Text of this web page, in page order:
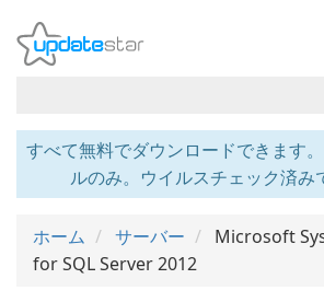
すべて無料でダウンロードできます
ルのみ。ウイルスチェック済み
ホーム サーバー
Microsoft
for SQL Server 2012